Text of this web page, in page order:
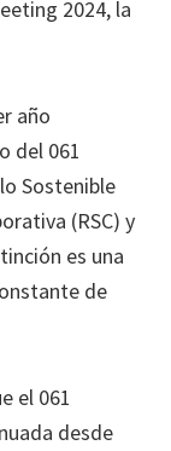
2024, la
año
del 061
Sostenible
(RSC) y
es una
de
el 061
desde